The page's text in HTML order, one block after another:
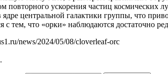
повторного ускорения частиц космических
центральной галактики группы, что
с тем, что «орки» наблюдаются достаточно
news/2024/05/08/cloverleaf-orc